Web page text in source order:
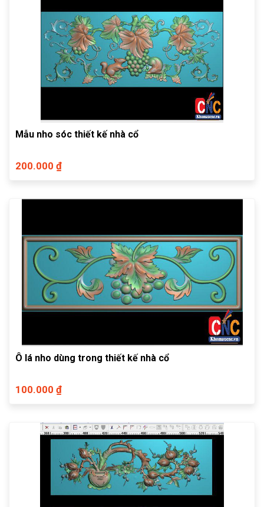
Mẫu nho sóc thiết kế nhà cổ
200.000 ₫
Ô lá nho dùng trong thiết kế nhà cổ
100.000 ₫